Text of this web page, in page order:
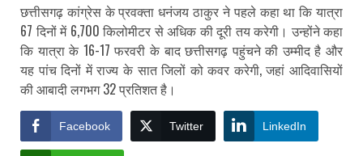
छत्तीसगढ़ कांग्रेस के प्रवक्ता धनंजय ठाकुर ने पहले कहा था कि यात्रा
67 दिनों में 6,700 किलोमीटर से अधिक की दूरी तय करेगी। उन्होंने कहा
कि यात्रा के 16-17 फरवरी के बाद छत्तीसगढ़ पहुंचने की उम्मीद है और
यह पांच दिनों में राज्य के सात जिलों को कवर करेगी, जहां आदिवासियों
की आबादी लगभग 32 प्रतिशत है।
Facebook Twitter LinkedIn